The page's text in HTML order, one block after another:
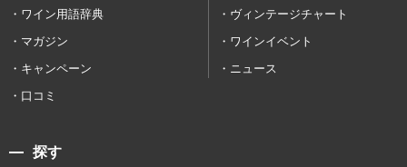
ワイン用語辞典
ヴィンテージチャート
マガジン
ワインイベント
キャンペーン
ニュース
口コミ
探す